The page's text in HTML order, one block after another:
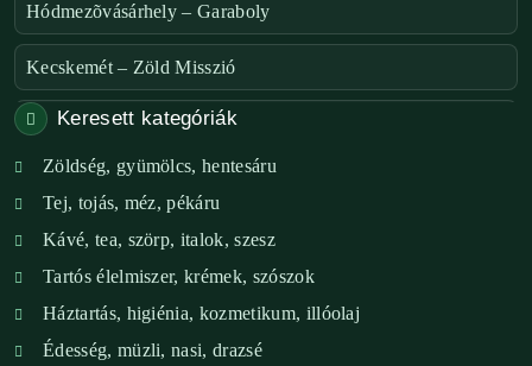
Hódmezõvásárhely – Garaboly
Kecskemét – Zöld Misszió
Székesfehérvár – Zöld Sarok
Verőce – Miegymás
XI. ker. – Lemérem
XIX. ker. – Boldog Föld
XVIII. ker. – Eni Mag-ház
Keresett kategóriák
Zöldség, gyümölcs, hentesáru
Tej, tojás, méz, pékáru
Kávé, tea, szörp, italok, szesz
Tartós élelmiszer, krémek, szószok
Háztartás, higiénia, kozmetikum, illóolaj
Édesség, müzli, nasi, drazsé